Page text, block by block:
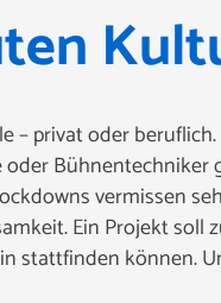
– privat oder
Bühnentechniker
vermissen
Ein Projekt
stattfinden können.